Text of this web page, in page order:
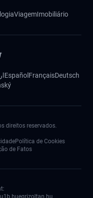
ViagemImobiliário
Español FrançaisDeutsch
direitos reservados.
Política de Cookies
de Fatos
1b.huegrizoltan.hu